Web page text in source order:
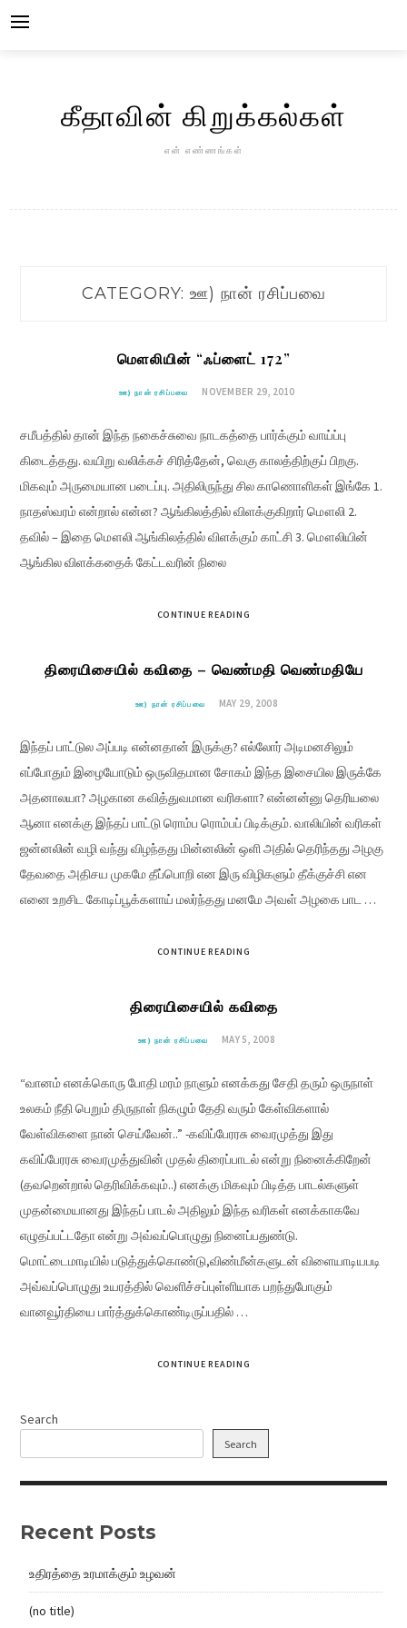
கீதாவின் கிறுக்கல்கள்
என் எண்ணங்கள்
CATEGORY: ஊ) நான் ரசிப்பவை
மௌலியின் “ஃப்ளைட் 172”
ஊ) நான் ரசிப்பவை NOVEMBER 29, 2010
சமீபத்தில் தான் இந்த நகைச்சுவை நாடகத்தை பார்க்கும் வாய்ப்பு
கிடைத்தது. வயிறு வலிக்கச் சிரித்தேன், வெகு காலத்திற்குப் பிறகு.
மிகவும் அருமையான படைப்பு. அதிலிருந்து சில காணொளிகள் இங்கே 1.
நாதஸ்வரம் என்றால் என்ன? ஆங்கிலத்தில் விளக்குகிறார் மௌலி 2.
தவில் – இதை மௌலி ஆங்கிலத்தில் விளக்கும் காட்சி 3. மௌலியின்
ஆங்கில விளக்கதைக் கேட்டவரின் நிலை
CONTINUE READING
திரையிசையில் கவிதை – வெண்மதி வெண்மதியே
ஊ) நான் ரசிப்பவை MAY 29, 2008
இந்தப் பாட்டுல அப்படி என்னதான் இருக்கு? எல்லோர் அடிமனசிலும்
எப்போதும் இழையோடும் ஒருவிதமான சோகம் இந்த இசையில இருக்கே
அதனாலயா? அழகான கவித்துவமான வரிகளா? என்னன்னு தெரியலை
ஆனா எனக்கு இந்தப் பாட்டு ரொம்ப ரொம்பப் பிடிக்கும். வாலியின் வரிகள்
ஜன்னலின் வழி வந்து விழந்தது மின்னலின் ஒளி அதில் தெரிந்தது அழகு
தேவதை அதிசய முகமே தீப்பொறி என இரு விழிகளும் தீக்குச்சி என
எனை உறசிட கோடிப்பூக்களாய் மலர்ந்தது மனமே அவள் அழகை பாட …
CONTINUE READING
திரையிசையில் கவிதை
ஊ) நான் ரசிப்பவை MAY 5, 2008
“வானம் எனக்கொரு போதி மரம் நாளும் எனக்கது சேதி தரும் ஒருநாள்
உலகம் நீதி பெறும் திருநாள் நிகழும் தேதி வரும் கேள்விகளால்
வேள்விகளை நான் செய்வேன்..” -கவிப்பேரரசு வைரமுத்து இது
கவிப்பேரரசு வைரமுத்துவின் முதல் திரைப்பாடல் என்று நினைக்கிறேன்
(தவறென்றால் தெரிவிக்கவும்..) எனக்கு மிகவும் பிடித்த பாடல்களுள்
முதன்மையானது இந்தப் பாடல் அதிலும் இந்த வரிகள் எனக்காகவே
எழுதப்பட்டதோ என்று அவ்வப்பொழுது நினைப்பதுண்டு.
மொட்டைமாடியில் படுத்துக்கொண்டு,விண்மீன்களுடன் விளையாடியபடி
அவ்வப்பொழுது உயரத்தில் வெளிச்சப்புள்ளியாக பறந்துபோகும்
வானவூர்தியை பார்த்துக்கொண்டிருப்பதில் …
CONTINUE READING
Search
Search
Recent Posts
உதிரத்தை உரமாக்கும் உழவன்
(no title)